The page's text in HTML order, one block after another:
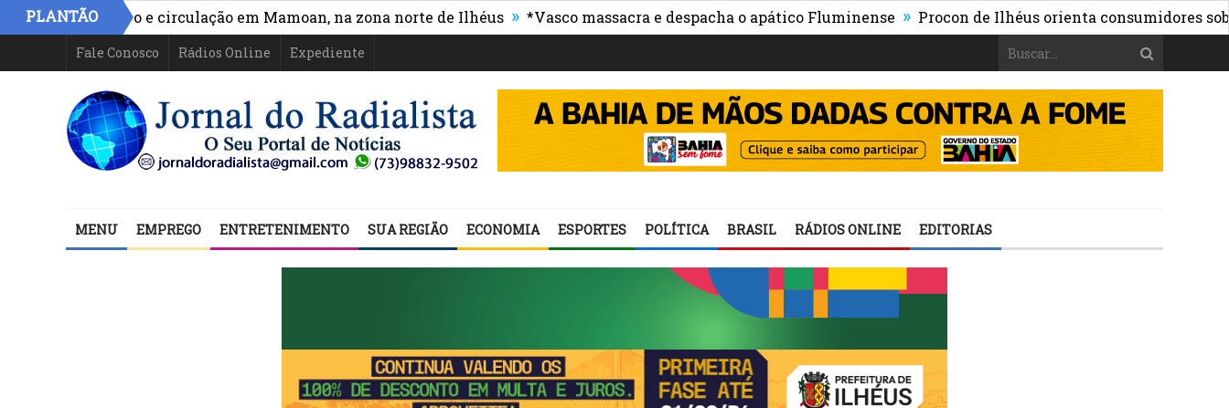
PLANTÃO
acesso e circulação em Mamoan, na zona norte de Ilhéus » *Vasco massacra e despacha o apático Fluminense » Procon de Ilhéus orienta consumidores sobre os
Fale Conosco Rádios Online Expediente
MENU EMPREGO ENTRETENIMENTO SUA REGIÃO ECONOMIA ESPORTES POLÍTICA BRASIL RÁDIOS ONLINE EDITORIAS